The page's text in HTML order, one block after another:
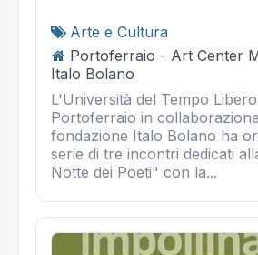
Arte e Cultura
Portoferraio - Art Center
Italo Bolano
L'Università del Tempo
Portoferraio in
fondazione Italo Bolano ha
serie di tre incontri dedicati
Notte dei Poeti" con la...